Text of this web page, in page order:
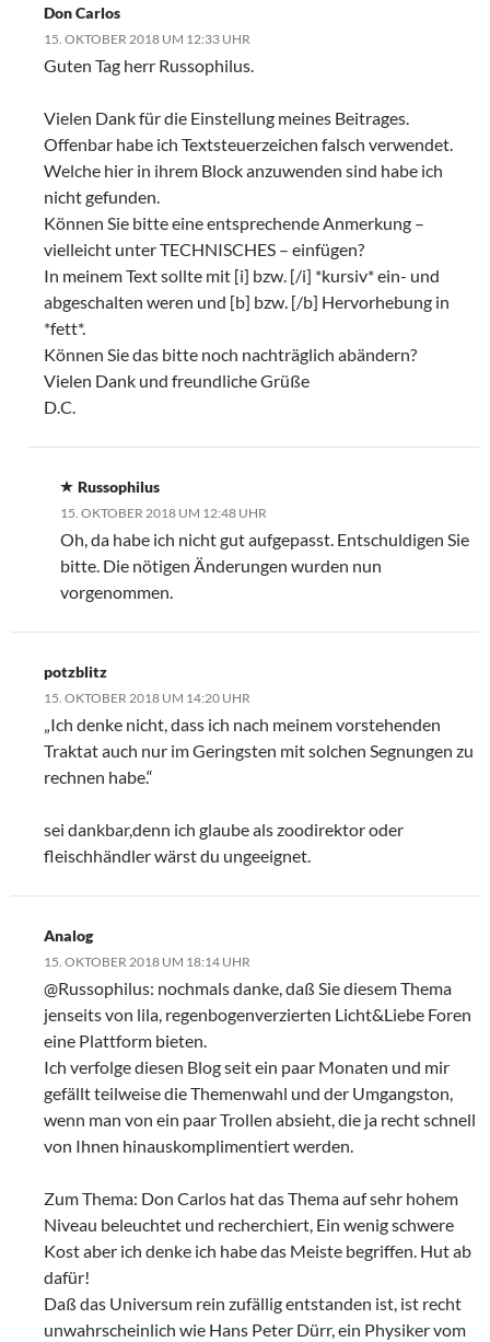
Don Carlos
15. OKTOBER 2018 UM 12:33 UHR
Guten Tag herr Russophilus.
Vielen Dank für die Einstellung meines Beitrages.
Offenbar habe ich Textsteuerzeichen falsch verwendet.
Welche hier in ihrem Block anzuwenden sind habe ich
nicht gefunden.
Können Sie bitte eine entsprechende Anmerkung –
vielleicht unter TECHNISCHES – einfügen?
In meinem Text sollte mit [i] bzw. [/i] *kursiv* ein- und
abgeschalten weren und [b] bzw. [/b] Hervorhebung in
*fett*.
Können Sie das bitte noch nachträglich abändern?
Vielen Dank und freundliche Grüße
D.C.
Russophilus
15. OKTOBER 2018 UM 12:48 UHR
Oh, da habe ich nicht gut aufgepasst. Entschuldigen Sie
bitte. Die nötigen Änderungen wurden nun
vorgenommen.
potzblitz
15. OKTOBER 2018 UM 14:20 UHR
„Ich denke nicht, dass ich nach meinem vorstehenden
Traktat auch nur im Geringsten mit solchen Segnungen zu
rechnen habe.“
sei dankbar,denn ich glaube als zoodirektor oder
fleischhändler wärst du ungeeignet.
Analog
15. OKTOBER 2018 UM 18:14 UHR
@Russophilus: nochmals danke, daß Sie diesem Thema
jenseits von lila, regenbogenverzierten Licht&Liebe Foren
eine Plattform bieten.
Ich verfolge diesen Blog seit ein paar Monaten und mir
gefällt teilweise die Themenwahl und der Umgangston,
wenn man von ein paar Trollen absieht, die ja recht schnell
von Ihnen hinauskomplimentiert werden.
Zum Thema: Don Carlos hat das Thema auf sehr hohem
Niveau beleuchtet und recherchiert, Ein wenig schwere
Kost aber ich denke ich habe das Meiste begriffen. Hut ab
dafür!
Daß das Universum rein zufällig entstanden ist, ist recht
unwahrscheinlich wie Hans Peter Dürr, ein Physiker vom